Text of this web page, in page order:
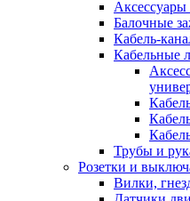
Аксессуары
Балочные
Кабель-
Кабельные
Трубы и
Розетки и
Вилки,